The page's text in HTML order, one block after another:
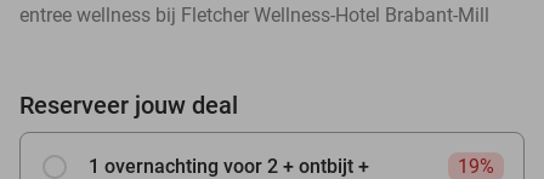
entree wellness bij Fletcher Wellness-Hotel Brabant-Mill
Reserveer jouw deal
1 overnachting voor 2 + ontbijt +
19%